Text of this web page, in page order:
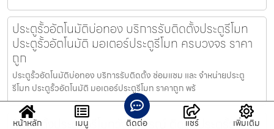
ประตูรั้วอัตโนมัติบ่อทอง บริการรับติดตั้งประตูรีโมท
ประตูรั้วอัตโนมัติ มอเตอร์ประตูรีโมท ครบวงจร ราคา
ถูก
ประตูรั้วอัตโนมัติบ่อทอง บริการรับติดตั้ง ซ่อมแซม และ จำหน่ายประตู
รีโมท ประตูรั้วอัตโนมัติ มอเตอร์ประตูรีโมท ราคาถูก พร้
รับติดตั้งประตูรั้วรีโมทวังสมบูรณ์ ติดตั้งประตูรั้วรีโมท
หน้าหลัก เมนู ติดต่อ แชร์ เพิ่มเติม